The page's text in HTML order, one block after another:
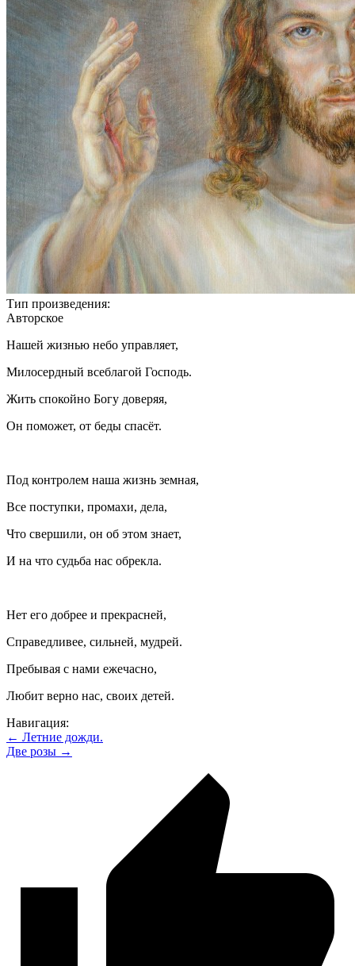
Тип произведения:
Авторское
Нашей жизнью небо управляет,
Милосердный всеблагой Господь.
Жить спокойно Богу доверяя,
Он поможет, от беды спасёт.
Под контролем наша жизнь земная,
Все поступки, промахи, дела,
Что свершили, он об этом знает,
И на что судьба нас обрекла.
Нет его добрее и прекрасней,
Справедливее, сильней, мудрей.
Пребывая с нами ежечасно,
Любит верно нас, своих детей.
Навигация:
← Летние дожди.
Две розы →